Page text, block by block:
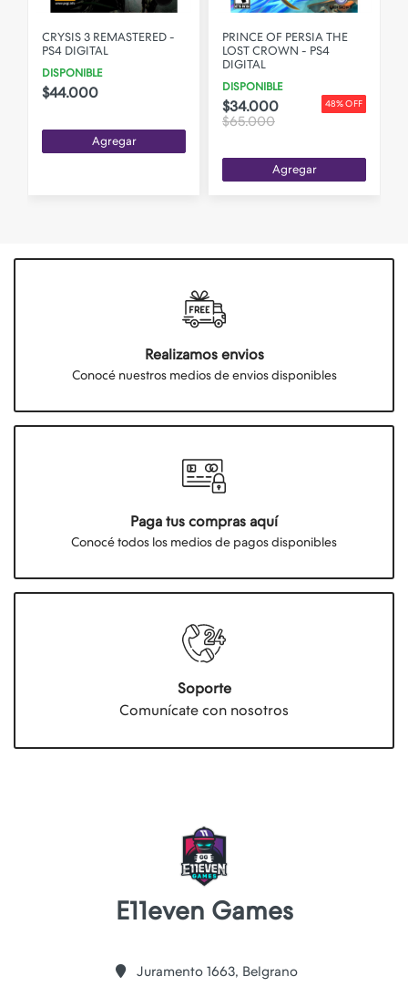
CRYSIS 3 REMASTERED -
PS4 DIGITAL
DISPONIBLE
$44.000
Agregar
PRINCE OF PERSIA THE
LOST CROWN - PS4
DIGITAL
DISPONIBLE
48% OFF
$34.000
$65.000
Agregar
Realizamos envios
Conocé nuestros medios de envios disponibles
Paga tus compras aquí
Conocé todos los medios de pagos disponibles
Soporte
Comunícate con nosotros
E11even Games
Juramento 1663, Belgrano